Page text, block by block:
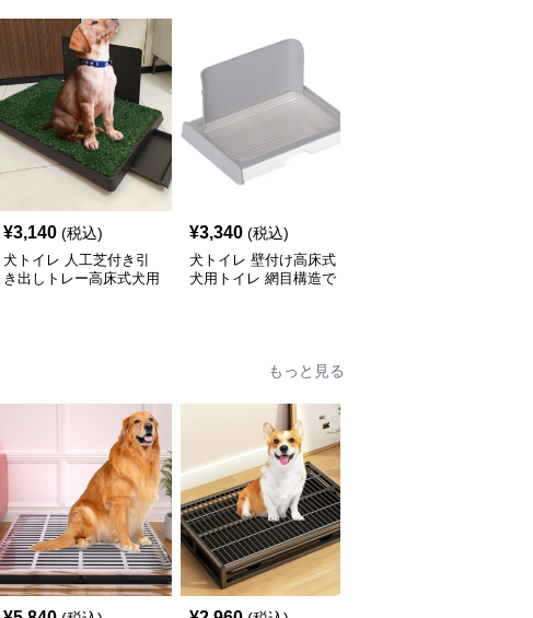
¥3,140 (税込)
犬トイレ 人工芝付き引
き出しトレー高床式犬用
¥3,340 (税込)
犬トイレ 壁付け高床式
犬用トイレ 網目構造で
もっと見る